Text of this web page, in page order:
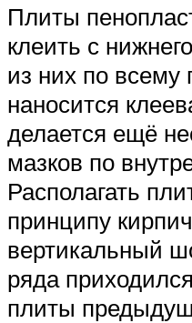
Плиты
клеить с
из них по всему
наносится
делается ещё
мазков по
Располагать
принципу
вертикальный
ряда
плиты